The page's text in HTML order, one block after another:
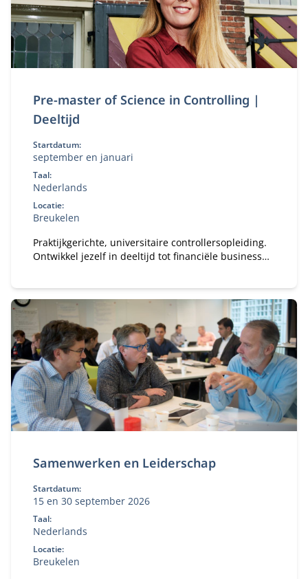
Pre-master of Science in Controlling |
Deeltijd
Startdatum:
september en januari
Taal:
Nederlands
Locatie:
Breukelen
Praktijkgerichte, universitaire controllersopleiding.
Ontwikkel jezelf in deeltijd tot financiële business
Samenwerken en Leiderschap
Startdatum:
15 en 30 september 2026
Taal:
Nederlands
Locatie:
Breukelen